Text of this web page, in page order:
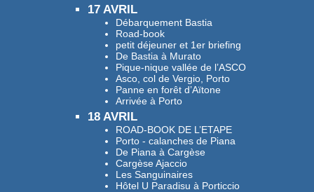
17 AVRIL
Débarquement Bastia
Road-book
petit déjeuner et 1er briefing
De Bastia à Murato
Pique-nique vallée de l’ASCO
Asco, col de Vergio, Porto
Panne en forêt d’Aïtone
Arrivée à Porto
18 AVRIL
ROAD-BOOK DE L’ETAPE
Porto - calanches de Piana
De Piana à Cargèse
Cargèse Ajaccio
Les Sanguinaires
Hôtel U Paradisu à Porticcio